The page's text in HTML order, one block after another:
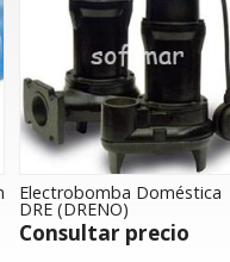
Electrobomba Doméstica
DRE (DRENO)
Consultar precio